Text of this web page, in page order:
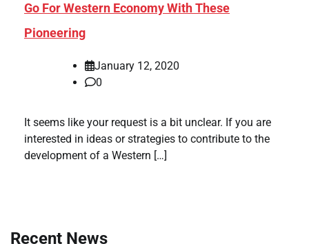
Go For Western Economy With These
Pioneering
January 12, 2020
0
It seems like your request is a bit unclear. If you are
interested in ideas or strategies to contribute to the
development of a Western […]
Recent News